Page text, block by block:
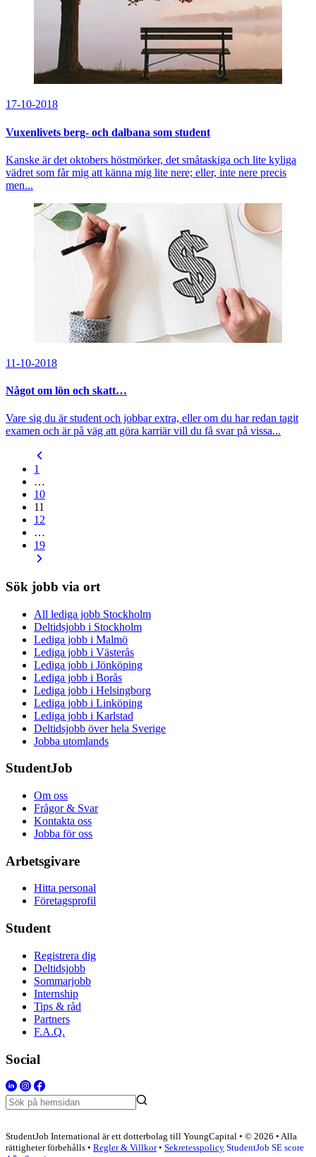
17-10-2018
Vuxenlivets berg- och dalbana som student
Kanske är det oktobers höstmörker, det småtaskiga och lite kyliga
vädret som får mig att känna mig lite nere; eller, inte nere precis
men...
11-10-2018
Något om lön och skatt…
Vare sig du är student och jobbar extra, eller om du har redan tagit
examen och är på väg att göra karriär vill du få svar på vissa...
1
…
10
11
12
…
19
Sök jobb via ort
All lediga jobb Stockholm
Deltidsjobb i Stockholm
Lediga jobb i Malmö
Lediga jobb i Västerås
Lediga jobb i Jönköping
Lediga jobb i Borås
Lediga jobb i Helsingborg
Lediga jobb i Linköping
Lediga jobb i Karlstad
Deltidsjobb över hela Sverige
Jobba utomlands
StudentJob
Om oss
Frågor & Svar
Kontakta oss
Jobba för oss
Arbetsgivare
Hitta personal
Företagsprofil
Student
Registrera dig
Deltidsjobb
Sommarjobb
Internship
Tips & råd
Partners
F.A.Q.
Social
StudentJob International är ett dotterbolag till YoungCapital • © 2026 • Alla
rättigheter förbehålls • Regler & Villkor• Sekretesspolicy StudentJob SE score